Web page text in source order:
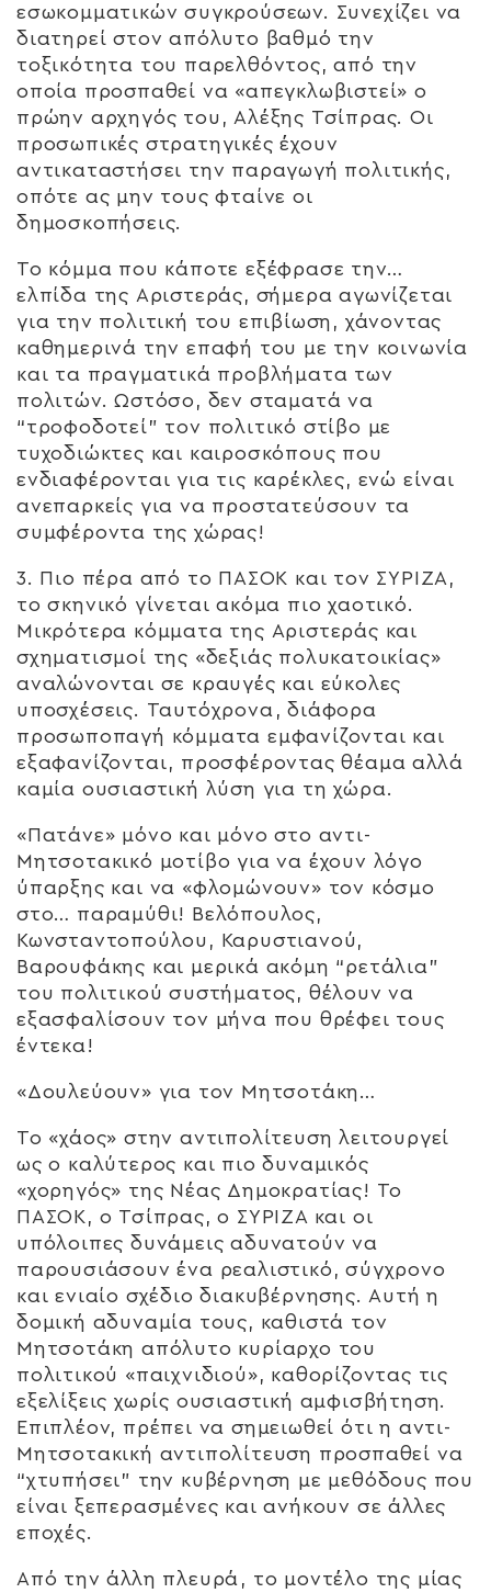
εσωκομματικών συγκρούσεων. Συνεχίζει να
διατηρεί στον απόλυτο βαθμό την
τοξικότητα του παρελθόντος, από την
οποία προσπαθεί να «απεγκλωβιστεί» ο
πρώην αρχηγός του, Αλέξης Τσίπρας. Οι
προσωπικές στρατηγικές έχουν
αντικαταστήσει την παραγωγή πολιτικής,
οπότε ας μην τους φταίνε οι
δημοσκοπήσεις.
Το κόμμα που κάποτε εξέφρασε την…
ελπίδα της Αριστεράς, σήμερα αγωνίζεται
για την πολιτική του επιβίωση, χάνοντας
καθημερινά την επαφή του με την κοινωνία
και τα πραγματικά προβλήματα των
πολιτών. Ωστόσο, δεν σταματά να
“τροφοδοτεί” τον πολιτικό στίβο με
τυχοδιώκτες και καιροσκόπους που
ενδιαφέρονται για τις καρέκλες, ενώ είναι
ανεπαρκείς για να προστατεύσουν τα
συμφέροντα της χώρας!
3. Πιο πέρα από το ΠΑΣΟΚ και τον ΣΥΡΙΖΑ,
το σκηνικό γίνεται ακόμα πιο χαοτικό.
Μικρότερα κόμματα της Αριστεράς και
σχηματισμοί της «δεξιάς πολυκατοικίας»
αναλώνονται σε κραυγές και εύκολες
υποσχέσεις. Ταυτόχρονα, διάφορα
προσωποπαγή κόμματα εμφανίζονται και
εξαφανίζονται, προσφέροντας θέαμα αλλά
καμία ουσιαστική λύση για τη χώρα.
«Πατάνε» μόνο και μόνο στο αντι-
Μητσοτακικό μοτίβο για να έχουν λόγο
ύπαρξης και να «φλομώνουν» τον κόσμο
στο… παραμύθι! Βελόπουλος,
Κωνσταντοπούλου, Καρυστιανού,
Βαρουφάκης και μερικά ακόμη “ρετάλια”
του πολιτικού συστήματος, θέλουν να
εξασφαλίσουν τον μήνα που θρέφει τους
έντεκα!
«Δουλεύουν» για τον Μητσοτάκη…
Το «χάος» στην αντιπολίτευση λειτουργεί
ως ο καλύτερος και πιο δυναμικός
«χορηγός» της Νέας Δημοκρατίας! Το
ΠΑΣΟΚ, ο Τσίπρας, ο ΣΥΡΙΖΑ και οι
υπόλοιπες δυνάμεις αδυνατούν να
παρουσιάσουν ένα ρεαλιστικό, σύγχρονο
και ενιαίο σχέδιο διακυβέρνησης. Αυτή η
δομική αδυναμία τους, καθιστά τον
Μητσοτάκη απόλυτο κυρίαρχο του
πολιτικού «παιχνιδιού», καθορίζοντας τις
εξελίξεις χωρίς ουσιαστική αμφισβήτηση.
Επιπλέον, πρέπει να σημειωθεί ότι η αντι-
Μητσοτακική αντιπολίτευση προσπαθεί να
“χτυπήσει” την κυβέρνηση με μεθόδους που
είναι ξεπερασμένες και ανήκουν σε άλλες
εποχές.
Από την άλλη πλευρά, το μοντέλο της μίας